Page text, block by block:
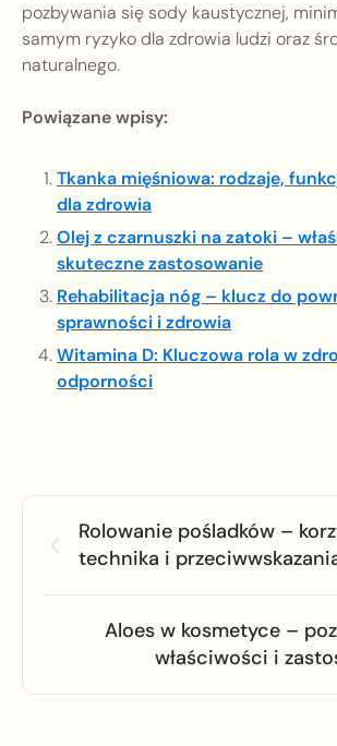
pozbywania się sody kaustycznej,
samym ryzyko dla zdrowia ludzi oraz
naturalnego.
Powiązane wpisy:
Tkanka mięśniowa: rodzaje,
dla zdrowia
Olej z czarnuszki na zatoki –
skuteczne zastosowanie
Rehabilitacja nóg – klucz do
sprawności i zdrowia
Witamina D: Kluczowa rola w
odporności
Rolowanie pośladków –
technika i
Aloes w kosmetyce –
właściwości i